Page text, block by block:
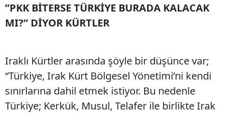
”PKK BİTERSE TÜRKİYE BURADA KALACAK
MI?” DİYOR KÜRTLER
Iraklı Kürtler arasında şöyle bir düşünce var;
“Türkiye, Irak Kürt Bölgesel Yönetimi’ni kendi
sınırlarına dahil etmek istiyor. Bu nedenle
Türkiye; Kerkük, Musul, Telafer ile birlikte Irak